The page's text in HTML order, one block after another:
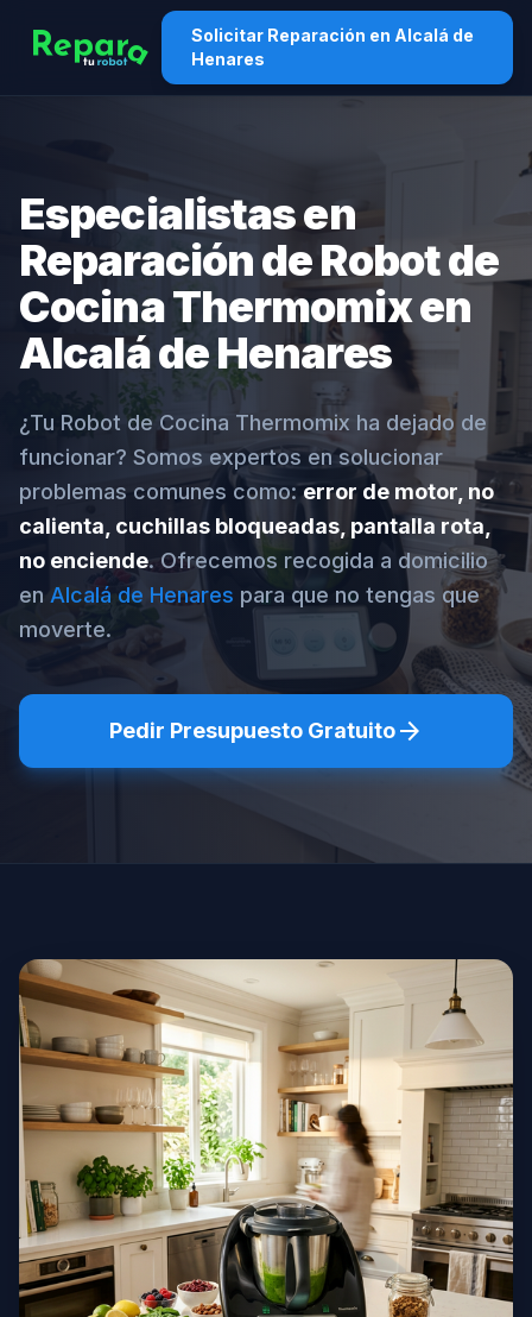
Solicitar Reparación en Alcalá de
Henares
Especialistas en
Reparación de Robot de
Cocina Thermomix en
Alcalá de Henares
¿Tu Robot de Cocina Thermomix ha dejado de
funcionar? Somos expertos en solucionar
problemas comunes como:error de motor, no
calienta, cuchillas bloqueadas, pantalla rota,
no enciende. Ofrecemos recogida a domicilio
en Alcalá de Henares para que no tengas que
moverte.
Pedir Presupuesto Gratuitoarrow_forward